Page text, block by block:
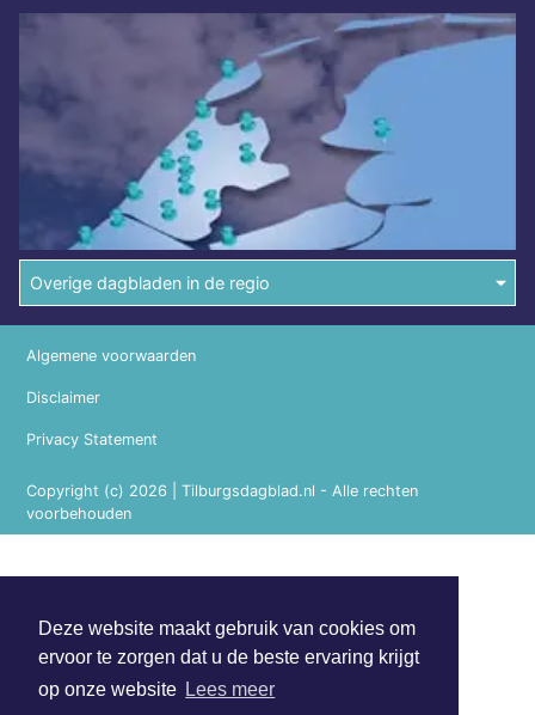
Deze website maakt gebruik van cookies om
ervoor te zorgen dat u de beste ervaring krijgt
op onze website Lees meer
Overige dagbladen in de regio
Copyright (c) 2026 | Tilburgsdagblad.nl - Alle rechten
voorbehouden
Algemene voorwaarden
Disclaimer
Privacy Statement